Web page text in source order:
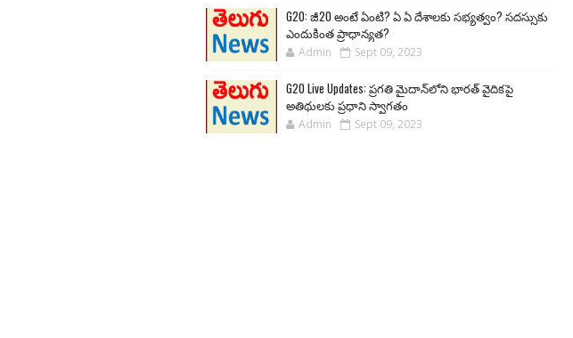
G20: జీ20 అంటే ఏంటి? ఏ ఏ దేశాలకు సభ్యత్వం? సదస్సుకు
ఎందుకింత ప్రాధాన్యత?
Admin Sept 09, 2023
G20 Live Updates: ప్రగతి మైదాన్‌లోని భారత్ వైదికపై
అతిథులకు ప్రధాని స్వాగతం
Admin Sept 09, 2023